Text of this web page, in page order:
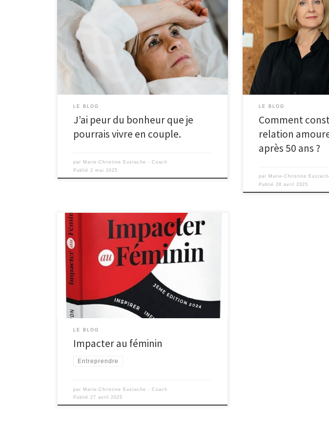
LE BLOG
J’ai peur du bonheur que je
pourrais vivre en couple.
par Marie-Christine Eustache - Coach
Publié2 mai 2025
LE BLOG
Comment
relation
après 50 ans ?
par Marie-Christine
Publié28 avril 2025
17 témoignages pour Impacter au Féminin Impacter au
Féminin c’est avant tout un mouvement lancé par Biba
Pedron, Business and Mindset Expert. Des partages
inspirants de parcours en tant qu’entrepreneures.
Après avoir vu passer l’édition 1 puis l’édition 2, j’ai eu
24h pour me décider à embarquer dans la […]
LE BLOG
Impacter au féminin
Entreprendre
par Marie-Christine Eustache - Coach
Publié27 avril 2025